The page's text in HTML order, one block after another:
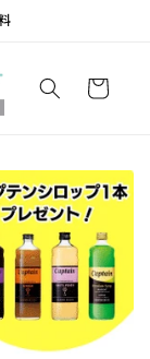
ー